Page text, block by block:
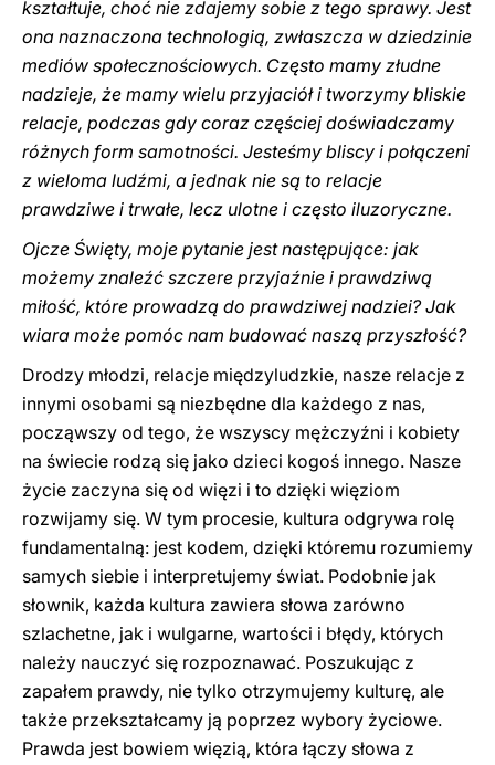
kształtuje, choć nie zdajemy sobie z tego sprawy. Jest
ona naznaczona technologią, zwłaszcza w dziedzinie
mediów społecznościowych. Często mamy złudne
nadzieje, że mamy wielu przyjaciół i tworzymy bliskie
relacje, podczas gdy coraz częściej doświadczamy
różnych form samotności. Jesteśmy bliscy i połączeni
z wieloma ludźmi, a jednak nie są to relacje
prawdziwe i trwałe, lecz ulotne i często iluzoryczne.
Ojcze Święty, moje pytanie jest następujące: jak
możemy znaleźć szczere przyjaźnie i prawdziwą
miłość, które prowadzą do prawdziwej nadziei? Jak
wiara może pomóc nam budować naszą przyszłość?
Drodzy młodzi, relacje międzyludzkie, nasze relacje z
innymi osobami są niezbędne dla każdego z nas,
począwszy od tego, że wszyscy mężczyźni i kobiety
na świecie rodzą się jako dzieci kogoś innego. Nasze
życie zaczyna się od więzi i to dzięki więziom
rozwijamy się. W tym procesie, kultura odgrywa rolę
fundamentalną: jest kodem, dzięki któremu rozumiemy
samych siebie i interpretujemy świat. Podobnie jak
słownik, każda kultura zawiera słowa zarówno
szlachetne, jak i wulgarne, wartości i błędy, których
należy nauczyć się rozpoznawać. Poszukując z
zapałem prawdy, nie tylko otrzymujemy kulturę, ale
także przekształcamy ją poprzez wybory życiowe.
Prawda jest bowiem więzią, która łączy słowa z